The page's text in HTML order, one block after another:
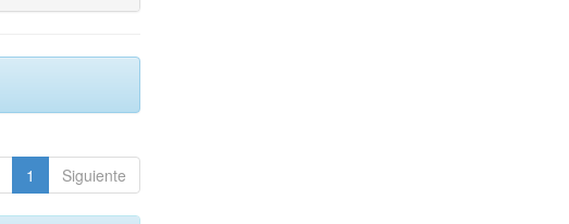
1 Siguiente